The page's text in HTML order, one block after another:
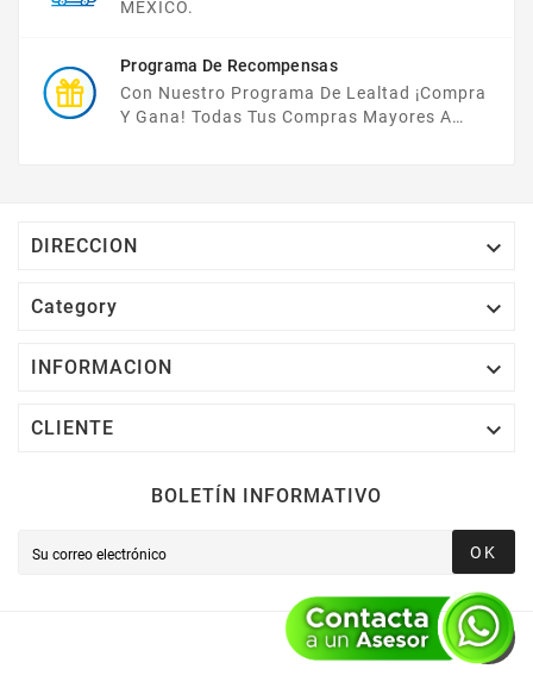
MÉXICO.
Programa De Recompensas
Con Nuestro Programa De Lealtad ¡compra
Y Gana! Todas Tus Compras Mayores A
DIRECCION 
Category 
INFORMACION 
CLIENTE 
BOLETÍN INFORMATIVO
OK